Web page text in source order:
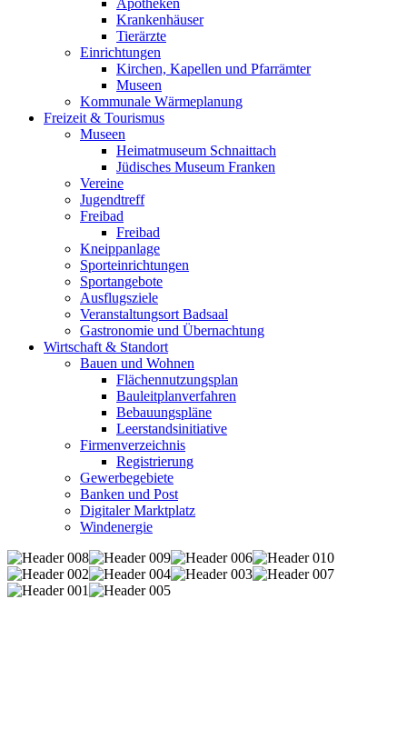
Apotheken
Krankenhäuser
Tierärzte
Einrichtungen
Kirchen, Kapellen und Pfarrämter
Museen
Kommunale Wärmeplanung
Freizeit & Tourismus
Museen
Heimatmuseum Schnaittach
Jüdisches Museum Franken
Vereine
Jugendtreff
Freibad
Freibad
Kneippanlage
Sporteinrichtungen
Sportangebote
Ausflugsziele
Veranstaltungsort Badsaal
Gastronomie und Übernachtung
Wirtschaft & Standort
Bauen und Wohnen
Flächennutzungsplan
Bauleitplanverfahren
Bebauungspläne
Leerstandsinitiative
Firmenverzeichnis
Registrierung
Gewerbegebiete
Banken und Post
Digitaler Marktplatz
Windenergie